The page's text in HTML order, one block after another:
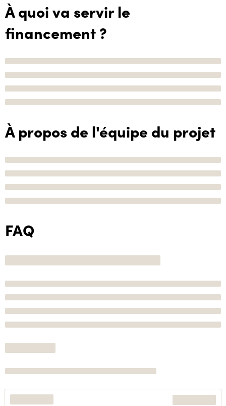
À quoi va servir le
financement ?
À propos de l'équipe du projet
FAQ